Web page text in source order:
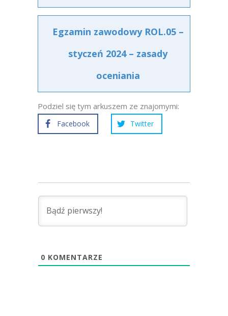
Egzamin zawodowy ROL.05 –
styczeń 2024 – zasady
oceniania
Podziel się tym arkuszem ze znajomymi:
Facebook Twitter
0 KOMENTARZE